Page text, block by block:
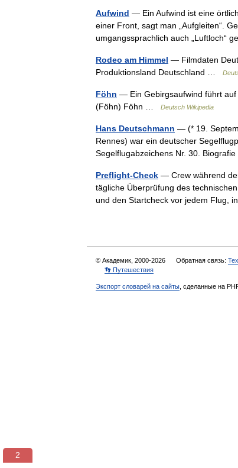
Aufwind — Ein Aufwind ist eine
einer Front, sagt man „Aufgleiten“.
umgangssprachlich auch „Luftloch“
Rodeo am Himmel — Filmdaten
Produktionsland Deutschland …
Föhn — Ein Gebirgsaufwind führt
(Föhn) Föhn …
Deutsch Wikipedia
Hans Deutschmann — (* 19.
Rennes) war ein deutscher
Segelflugabzeichens Nr. 30.
Preflight-Check — Crew während
tägliche Überprüfung des
und den Startcheck vor jedem
© Академик, 2000-2026 Обратная связь:
👣 Путешествия
Экспорт словарей на сайты , сделанные на
2